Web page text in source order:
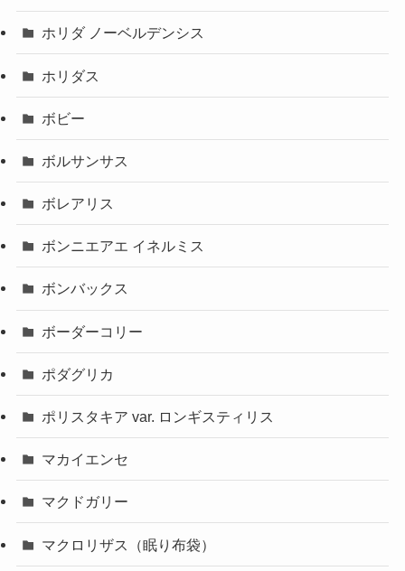
ホリダ ノーベルデンシス
ホリダス
ボビー
ボルサンサス
ボレアリス
ボンニエアエ イネルミス
ボンバックス
ボーダーコリー
ポダグリカ
ポリスタキア var. ロンギスティリス
マカイエンセ
マクドガリー
マクロリザス（眠り布袋）